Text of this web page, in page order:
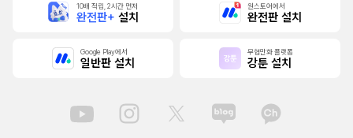
10배 적립, 2시간 먼저
완전판+ 설치
원스토어에서
완전판 설치
Google Play에서
일반판 설치
무협만화 플랫폼
강툰 설치